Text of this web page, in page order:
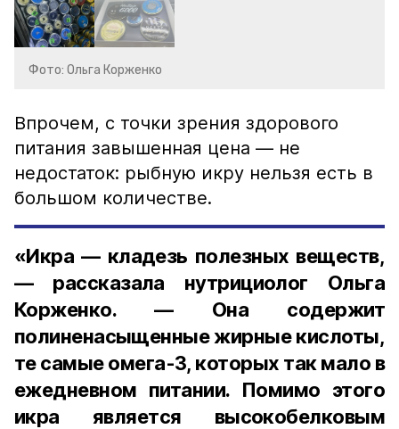
Фото: Ольга Корженко
Впрочем, с точки зрения здорового
питания завышенная цена — не
недостаток: рыбную икру нельзя есть в
большом количестве.
«Икра — кладезь полезных веществ,
— рассказала нутрициолог Ольга
Корженко. — Она содержит
полиненасыщенные жирные кислоты,
те самые омега-3, которых так мало в
ежедневном питании. Помимо этого
икра является высокобелковым